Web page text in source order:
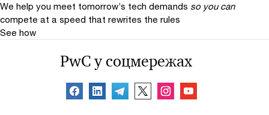
We help you meet tomorrow’s tech demands so you can
compete at a speed that rewrites the rules
See how
PwC у соцмережах